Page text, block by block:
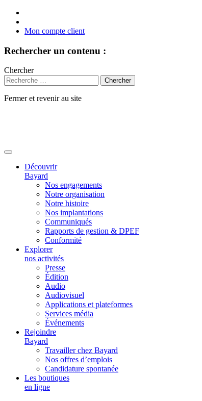
Mon compte client
Rechercher un contenu :
Chercher
Fermer et revenir au site
Découvrir
Bayard
Nos engagements
Notre organisation
Notre histoire
Nos implantations
Communiqués
Rapports de gestion & DPEF
Conformité
Explorer
nos activités
Presse
Édition
Audio
Audiovisuel
Applications et plateformes
Services média
Événements
Rejoindre
Bayard
Travailler chez Bayard
Nos offres d’emplois
Candidature spontanée
Les boutiques
en ligne